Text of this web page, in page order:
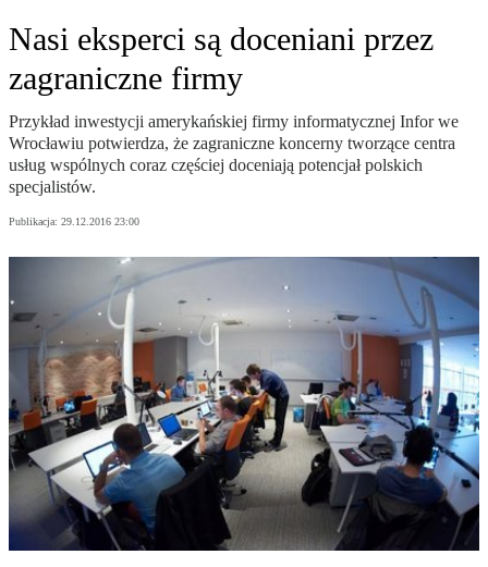
Nasi eksperci są doceniani przez
zagraniczne firmy
Przykład inwestycji amerykańskiej firmy informatycznej Infor we
Wrocławiu potwierdza, że zagraniczne koncerny tworzące centra
usług wspólnych coraz częściej doceniają potencjał polskich
specjalistów.
Publikacja: 29.12.2016 23:00